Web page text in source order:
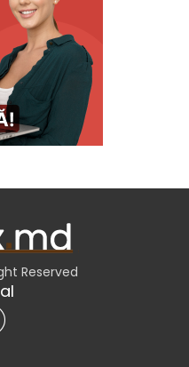
Reserved